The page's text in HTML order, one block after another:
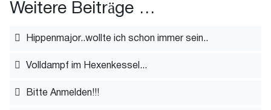
Weitere Beiträge …
Hippenmajor..wollte ich schon immer sein..
Volldampf im Hexenkessel...
Bitte Anmelden!!!